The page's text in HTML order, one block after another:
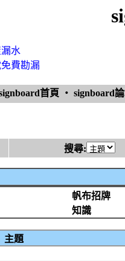
水
費勘漏
首頁 ‧ signboard
搜尋:
帆布招牌
知識
主題